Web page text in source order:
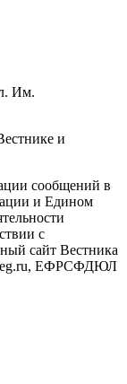
Им.
и
сообщений в
и Едином
с
сайт Вестника
ЕФРСФДЮЛ